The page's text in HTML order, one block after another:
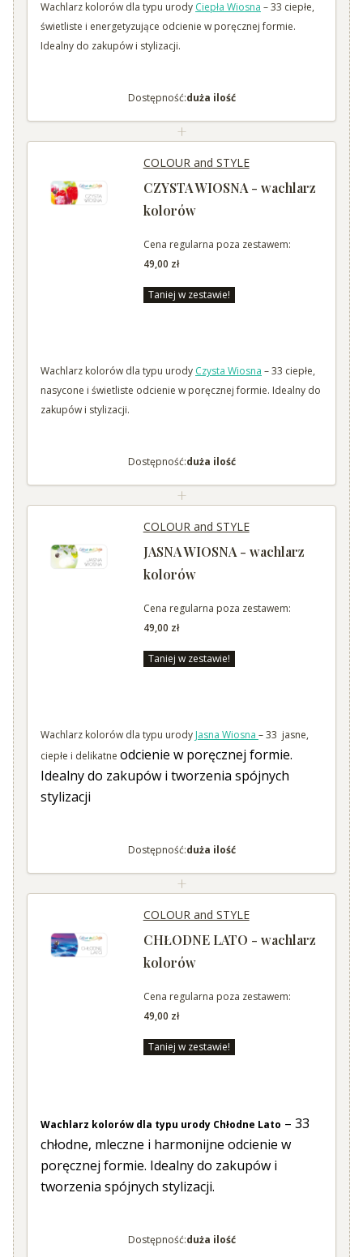
Wachlarz kolorów dla typu urody Ciepła Wiosna – 33 ciepłe,
świetliste i energetyzujące odcienie w poręcznej formie.
Idealny do zakupów i stylizacji.
Dostępność:duża ilość
+
COLOUR and STYLE
CZYSTA WIOSNA - wachlarz
kolorów
Cena regularna poza zestawem:
49,00 zł
Taniej w zestawie!
Wachlarz kolorów dla typu urody Czysta Wiosna – 33 ciepłe,
nasycone i świetliste odcienie w poręcznej formie. Idealny do
zakupów i stylizacji.
Dostępność:duża ilość
+
COLOUR and STYLE
JASNA WIOSNA - wachlarz
kolorów
Cena regularna poza zestawem:
49,00 zł
Taniej w zestawie!
Wachlarz kolorów dla typu urody Jasna Wiosna – 33 jasne,
ciepłe i delikatne odcienie w poręcznej formie.
Idealny do zakupów i tworzenia spójnych
stylizacji
Dostępność:duża ilość
+
COLOUR and STYLE
CHŁODNE LATO - wachlarz
kolorów
Cena regularna poza zestawem:
49,00 zł
Taniej w zestawie!
Wachlarz kolorów dla typu urody Chłodne Lato – 33
chłodne, mleczne i harmonijne odcienie w
poręcznej formie. Idealny do zakupów i
tworzenia spójnych stylizacji.
Dostępność:duża ilość